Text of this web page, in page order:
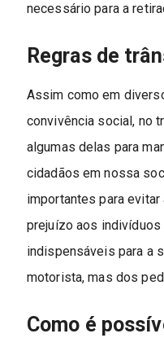
necessário para a
Regras de
Assim como em
convivência social, no
algumas delas para
cidadãos em nossa
importantes para
prejuízo aos
indispensáveis para a
motorista, mas dos
Como é